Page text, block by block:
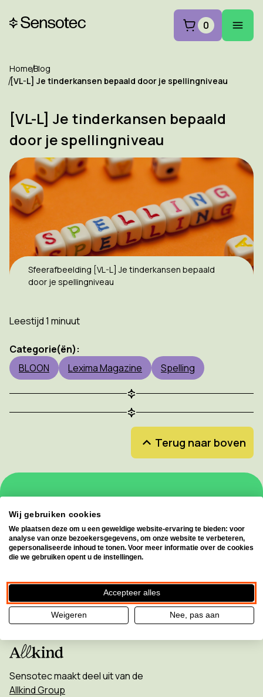
0
HomeBlog
[VL-L] Je tinderkansen bepaald door je spellingniveau
[VL-L] Je tinderkansen bepaald
door je spellingniveau
Sfeerafbeelding [VL-L] Je tinderkansen bepaald
door je spellingniveau
Leestijd 1 minuut
Categorie(ën):
BLOON
Lexima Magazine Spelling
Terug naar boven
geen enkele update!
Inschrijven voor de nieuwsbrief
Sensotec maakt deel uit van de
Allkind Group
Wij gebruiken cookies
We plaatsen deze om u een geweldige website-ervaring te bieden: voor
analyse van onze bezoekersgegevens, om onze website te verbeteren,
gepersonaliseerde inhoud te tonen. Voor meer informatie over de cookies
die we gebruiken opent u de instellingen.
Accepteer alles
Weigeren Nee, pas aan